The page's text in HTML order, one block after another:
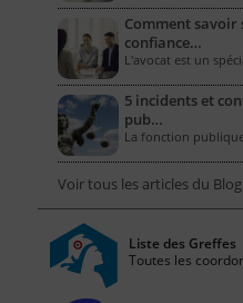
Comment savoir
confiance…
L'avocat est un
5 incidents et
pub…
La fonction
Voir tous les articles du
Liste des Greffes
Toutes les